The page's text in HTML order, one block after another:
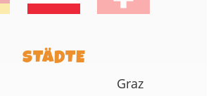
STÄDTE
Graz